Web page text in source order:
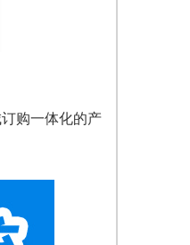
购一体化的产